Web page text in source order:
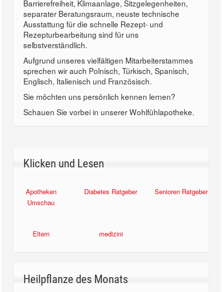
Barrierefreiheit, Klimaanlage, Sitzgelegenheiten,
separater Beratungsraum, neuste technische
Ausstattung für die schnelle Rezept- und
Rezepturbearbeitung sind für uns
selbstverständlich.
Aufgrund unseres vielfältigen Mitarbeiterstammes
sprechen wir auch Polnisch, Türkisch, Spanisch,
Englisch, Italienisch und Französisch.
Sie möchten uns persönlich kennen lernen?
Schauen Sie vorbei in unserer Wohlfühlapotheke.
Klicken und Lesen
Apotheken
Umschau
Diabetes Ratgeber Senioren Ratgeber
Eltern medizini
Heilpflanze des Monats